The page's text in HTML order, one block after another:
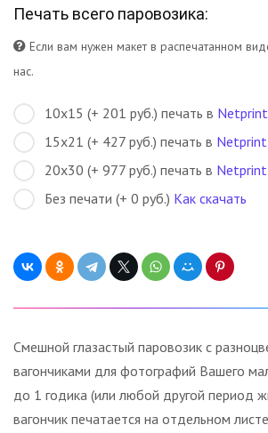
Печать всего паровозика:
Если вам нужен макет в распечатанном
нас.
10х15 (+ 201 руб.) печать в Netprint
15х21 (+ 427 руб.) печать в Netprint
20х30 (+ 977 руб.) печать в Netprint
Без печати (+ 0 руб.) Как скачать
Смешной глазастый паровозик с
вагончиками для фотографий Вашего
до 1 годика (или любой другой период
вагончик печатается на отдельном